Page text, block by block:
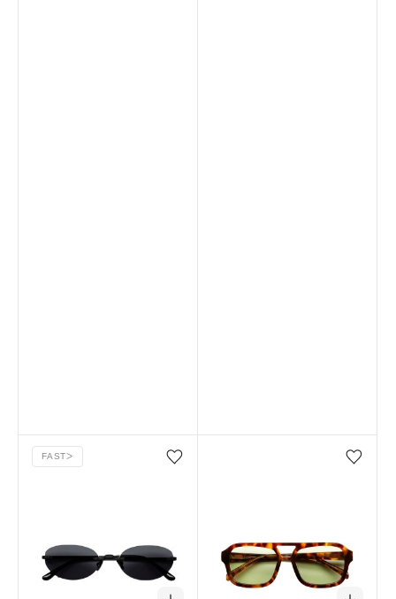
Favorilere ekle/çıkar
FASTᐳ
Favorilere ekle/çıkar